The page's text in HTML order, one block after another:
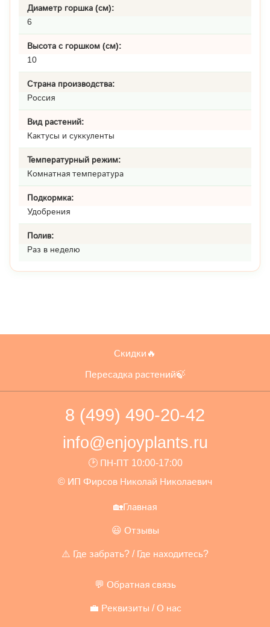
Диаметр горшка (см):
6
Высота с горшком (см):
10
Страна производства:
Россия
Вид растений:
Кактусы и суккуленты
Температурный режим:
Комнатная температура
Подкормка:
Удобрения
Полив:
Раз в неделю
Скидки🔥
Пересадка растений🍃
8 (499) 490-20-42
info@enjoyplants.ru
🕑 ПН-ПТ 10:00-17:00
© ИП Фирсов Николай Николаевич
🏡Главная
😃 Отзывы
⚠️ Где забрать? / Где находитесь?
💬 Обратная связь
💼 Реквизиты / О нас